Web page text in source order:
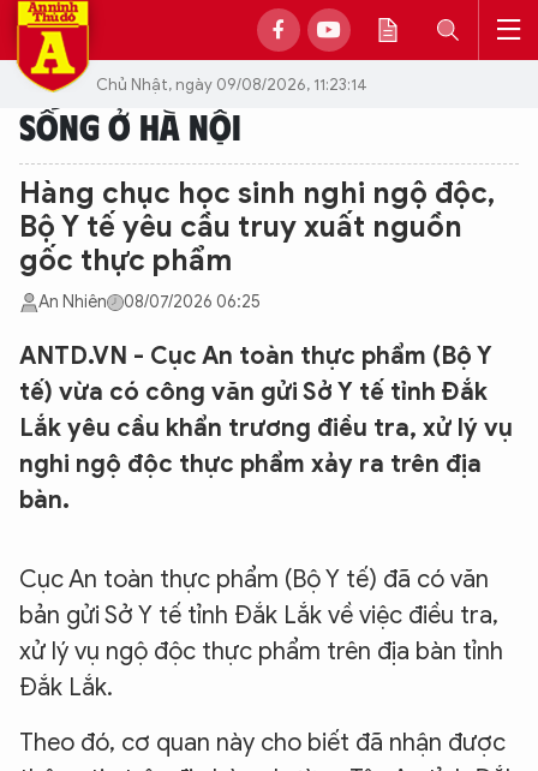
Chủ Nhật, ngày 09/08/2026, 11:23:14
SỐNG Ở HÀ NỘI
Hàng chục học sinh nghi ngộ độc,
Bộ Y tế yêu cầu truy xuất nguồn
gốc thực phẩm
An Nhiên 08/07/2026 06:25
ANTD.VN - Cục An toàn thực phẩm (Bộ Y
tế) vừa có công văn gửi Sở Y tế tỉnh Đắk
Lắk yêu cầu khẩn trương điều tra, xử lý vụ
nghi ngộ độc thực phẩm xảy ra trên địa
bàn.
Cục An toàn thực phẩm (Bộ Y tế) đã có văn
bản gửi Sở Y tế tỉnh Đắk Lắk về việc điều tra,
xử lý vụ ngộ độc thực phẩm trên địa bàn tỉnh
Đắk Lắk.
Theo đó, cơ quan này cho biết đã nhận được